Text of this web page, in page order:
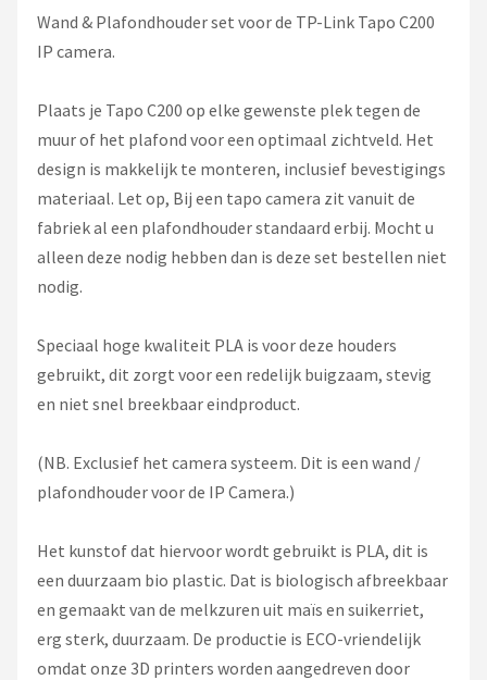
Wand & Plafondhouder set voor de TP-Link Tapo C200
IP camera.
Plaats je Tapo C200 op elke gewenste plek tegen de
muur of het plafond voor een optimaal zichtveld. Het
design is makkelijk te monteren, inclusief bevestigings
materiaal. Let op, Bij een tapo camera zit vanuit de
fabriek al een plafondhouder standaard erbij. Mocht u
alleen deze nodig hebben dan is deze set bestellen niet
nodig.
Speciaal hoge kwaliteit PLA is voor deze houders
gebruikt, dit zorgt voor een redelijk buigzaam, stevig
en niet snel breekbaar eindproduct.
(NB. Exclusief het camera systeem. Dit is een wand /
plafondhouder voor de IP Camera.)
Het kunstof dat hiervoor wordt gebruikt is PLA, dit is
een duurzaam bio plastic. Dat is biologisch afbreekbaar
en gemaakt van de melkzuren uit maïs en suikerriet,
erg sterk, duurzaam. De productie is ECO-vriendelijk
omdat onze 3D printers worden aangedreven door